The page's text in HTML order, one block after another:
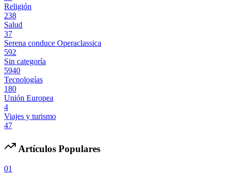
Religión
238
Salud
37
Serena conduce Operaclassica
592
Sin categoría
5940
Tecnologías
180
Unión Europea
4
Viajes y turismo
47
Artículos Populares
01